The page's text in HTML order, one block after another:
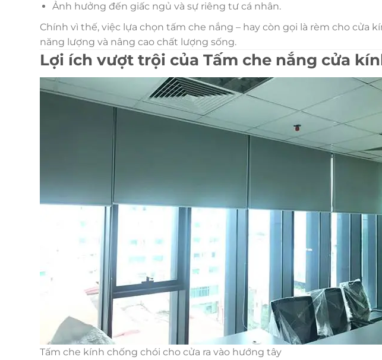
Ảnh hưởng đến giấc ngủ và sự riêng tư cá nhân.
Chính vì thế, việc lựa chọn tấm che nắng – hay còn gọi là rèm cho
năng lượng và nâng cao chất lượng sống.
Lợi ích vượt trội của Tấm che nắng cửa
Tấm che kính chống chói cho cửa ra vào hướng tây